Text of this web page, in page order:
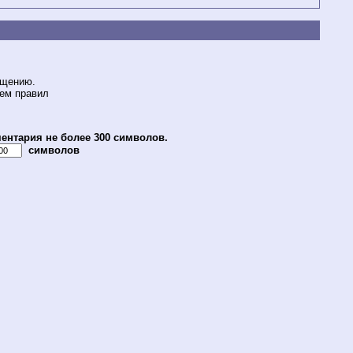
правил
не более 300 символов.
символов